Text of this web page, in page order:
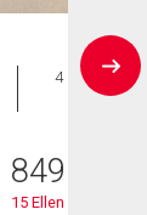
Maison
4 CAC , 2
SDB
849 000
15 Ellen Avenue